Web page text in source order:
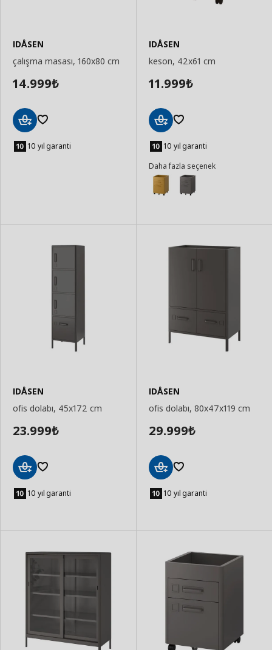
IDÅSEN
çalışma masası, 160x80 cm
14.999₺
Ekle 10 yıl garanti
IDÅSEN
keson, 42x61 cm
11.999₺
Ekle 10 yıl garanti
Daha fazla seçenek
IDÅSEN
ofis dolabı, 45x172 cm
23.999₺
Ekle 10 yıl garanti
IDÅSEN
ofis dolabı, 80x47x119 cm
29.999₺
Ekle 10 yıl garanti